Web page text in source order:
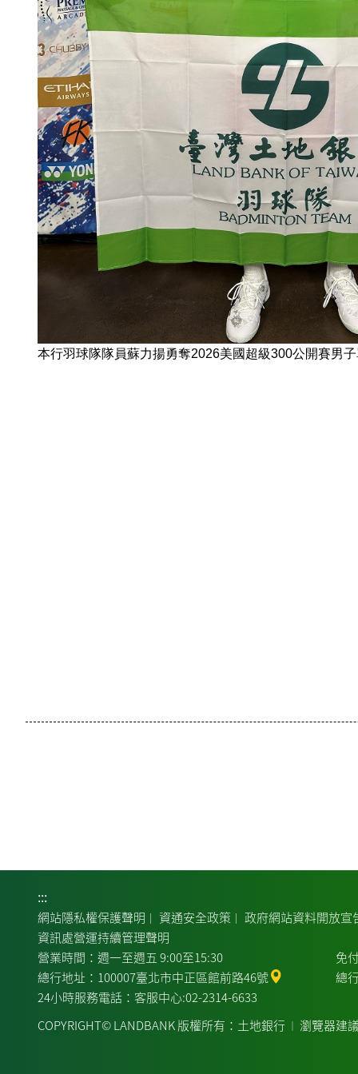
本行羽球隊隊員蘇力揚勇奪2026美國超級300公開賽男
:::
網站隱私權保護聲明 ｜ 資通安全政策 ｜ 政府網站資料開放宣
資訊處營運持續管理聲明
營業時間：週一至週五 9:00至15:30
總行地址：100007臺北市中正區館前路46號
24小時服務電話：客服中心:02-2314-6633
免
總
COPYRIGHT© LANDBANK 版權所有：土地銀行 ｜ 瀏覽器建